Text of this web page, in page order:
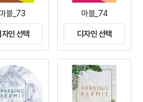
마블_73
자인 선택
마블_74
디자인 선택